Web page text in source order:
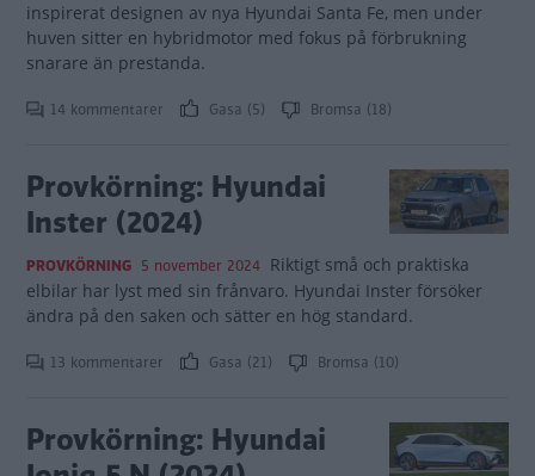
inspirerat designen av nya Hyundai Santa Fe, men under
huven sitter en hybridmotor med fokus på förbrukning
snarare än prestanda.
14 kommentarer Gasa (5) Bromsa (18)
Provkörning: Hyundai
Inster (2024)
PROVKÖRNING 5 november 2024 Riktigt små och praktiska
elbilar har lyst med sin frånvaro. Hyundai Inster försöker
ändra på den saken och sätter en hög standard.
13 kommentarer Gasa (21) Bromsa (10)
Provkörning: Hyundai